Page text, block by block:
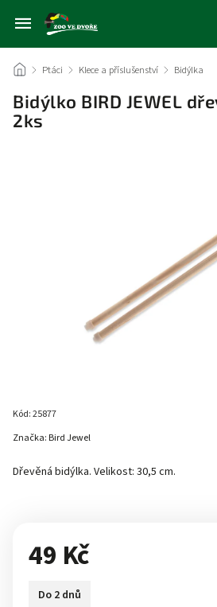
/ Ptáci / Klece a příslušenství / Bidýlka
Bidýlko BIRD JEWEL
2ks
Kód:25877
Dřevěná bidýlka. Velikost: 30,5 cm.
Značka: Bird Jewel
49 Kč
Do 2 dnů